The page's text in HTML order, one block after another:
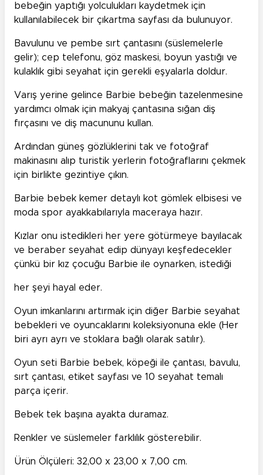
bebeğin yaptığı yolculukları kaydetmek için
kullanılabilecek bir çıkartma sayfası da bulunuyor.
Bavulunu ve pembe sırt çantasını (süslemelerle
gelir); cep telefonu, göz maskesi, boyun yastığı ve
kulaklık gibi seyahat için gerekli eşyalarla doldur.
Varış yerine gelince Barbie bebeğin tazelenmesine
yardımcı olmak için makyaj çantasına sığan diş
fırçasını ve diş macununu kullan.
Ardından güneş gözlüklerini tak ve fotoğraf
makinasını alıp turistik yerlerin fotoğraflarını çekmek
için birlikte gezintiye çıkın.
Barbie bebek kemer detaylı kot gömlek elbisesi ve
moda spor ayakkabılarıyla maceraya hazır.
Kızlar onu istedikleri her yere götürmeye bayılacak
ve beraber seyahat edip dünyayı keşfedecekler
çünkü bir kız çocuğu Barbie ile oynarken, istediği
her şeyi hayal eder.
Oyun imkanlarını artırmak için diğer Barbie seyahat
bebekleri ve oyuncaklarını koleksiyonuna ekle (Her
biri ayrı ayrı ve stoklara bağlı olarak satılır).
Oyun seti Barbie bebek, köpeği ile çantası, bavulu,
sırt çantası, etiket sayfası ve 10 seyahat temalı
parça içerir.
Bebek tek başına ayakta duramaz.
Renkler ve süslemeler farklılık gösterebilir.
Ürün Ölçüleri: 32,00 x 23,00 x 7,00 cm.